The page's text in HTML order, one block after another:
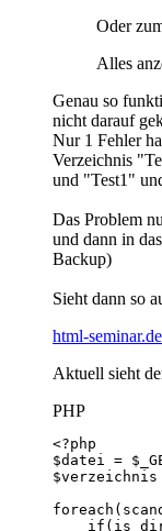
Oder
Alles
Genau so
nicht darauf
Nur 1 Fehler
Verzeichnis
und "Test1"
Das Problem
und dann in
Backup)
Sieht dann so
html-
Aktuell sieht
PHP